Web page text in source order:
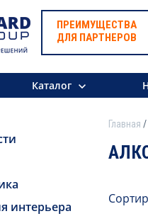
ПРЕИМУЩЕСТВА
ДЛЯ ПАРТНЕРОВ
Каталог
интерьера
Главная